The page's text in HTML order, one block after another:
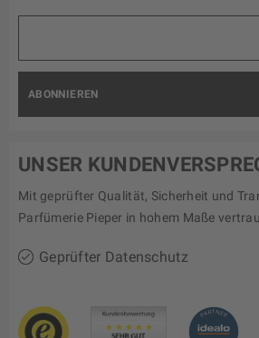
ABONNIEREN
UNSER
Mit geprüfter Qualität, Sicherheit und
Parfümerie Pieper in hohem Maße
Geprüfter Datenschutz